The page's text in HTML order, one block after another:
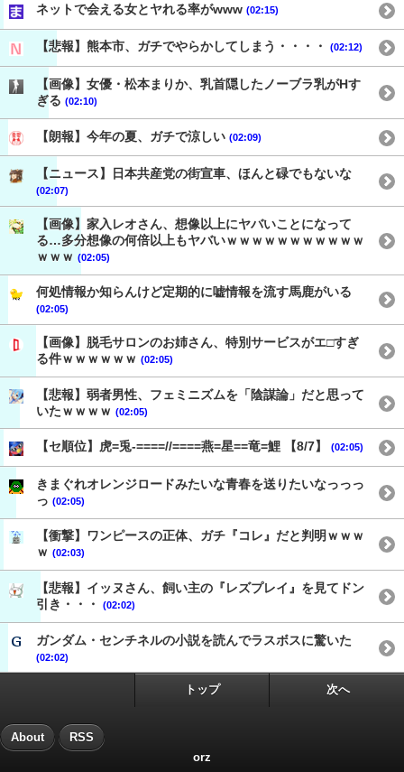
ネットで会える女とヤれる率がwww (02:15)
【悲報】熊本市、ガチでやらかしてしまう・・・・ (02:12)
【画像】女優・松本まりか、乳首隠したノーブラ乳がHす
ぎる (02:10)
【朗報】今年の夏、ガチで涼しい (02:09)
【ニュース】日本共産党の街宣車、ほんと碌でもないな
(02:07)
【画像】家入レオさん、想像以上にヤバいことになって
る…多分想像の何倍以上もヤバいｗｗｗｗｗｗｗｗｗｗｗ
ｗｗｗ (02:05)
何処情報か知らんけど定期的に嘘情報を流す馬鹿がいる
(02:05)
【画像】脱毛サロンのお姉さん、特別サービスがエ□すぎ
る件ｗｗｗｗｗｗ (02:05)
【悲報】弱者男性、フェミニズムを「陰謀論」だと思って
いたｗｗｗｗ (02:05)
【セ順位】虎=兎-====//====燕=星==竜=鯉 【8/7】 (02:05)
きまぐれオレンジロードみたいな青春を送りたいなっっっ
っ (02:05)
【衝撃】ワンピースの正体、ガチ『コレ』だと判明ｗｗｗ
ｗ (02:03)
【悲報】イッヌさん、飼い主の『レズプレイ』を見てドン
引き・・・
(02:02)
ガンダム・センチネルの小説を読んでラスボスに驚いた
(02:02)
トップ 次へ
About RSS
orz